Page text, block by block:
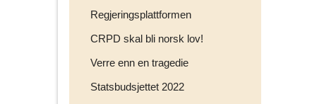
Regjeringsplattformen
CRPD skal bli norsk lov!
Verre enn en tragedie
Statsbudsjettet 2022